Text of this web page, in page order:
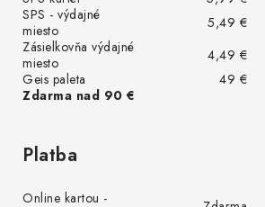
SPS - výdajné
miesto
5,49 €
Zásielkovňa výdajné
miesto
4,49 €
Geis paleta
49 €
Zdarma nad 90 €
Platba
Online kartou -